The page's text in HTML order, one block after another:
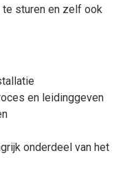
te sturen en zelf ook
en leidinggeven
onderdeel van het